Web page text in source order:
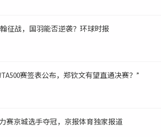
征战，国羽能否逆袭？环球时报
赛签表公布，郑钦文有望直通决赛？”
赛京城选手夺冠，京报体育独家报道